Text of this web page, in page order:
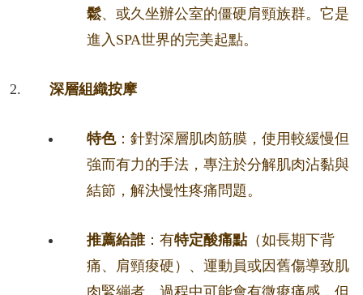
鬆、或久坐辦公室的僵硬肩頸族群。它是
進入SPA世界的完美起點。
深層組織按摩
特色：針對深層肌肉筋膜，使用較緩慢但
強而有力的手法，專注於分解肌肉沾黏與
結節，解決慢性疼痛問題。
推薦給誰：有特定酸痛點（如長期下背
痛、肩頸痠硬）、運動員或因舊傷導致肌